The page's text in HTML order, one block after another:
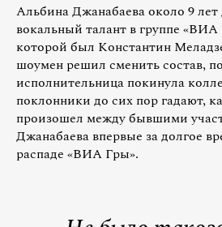
Альбина Джанабаева около 9
вокальный талант в группе
которой был Константин
шоумен решил сменить состав,
исполнительница покинула
поклонники до сих пор гадают,
произошел между бывшими
Джанабаева впервые за долгое
распаде «ВИА Гры».